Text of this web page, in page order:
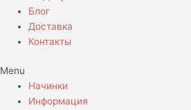
Блог
Доставка
Контакты
Menu
Начинки
Информация